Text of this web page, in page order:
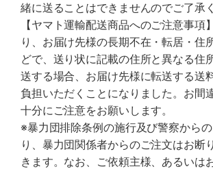
緒に送ることはできませんのでご了承
【ヤマト運輸配送商品へのご注意事項
り、お届け先様の長期不在・転居・住
どで、送り状に記載の住所と異なる住
送する場合、お届け先様に転送する送
負担いただくことになりました。お間
十分にご注意をお願いします。
※暴力団排除条例の施行及び警察から
り、暴力団関係者からのご注文はお断
きます。なお、ご依頼主様、あるいは